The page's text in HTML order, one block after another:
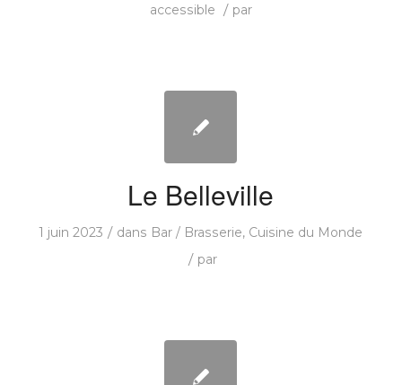
accessible / par
Le Belleville
1 juin 2023 / dans Bar / Brasserie, Cuisine du Monde
/ par